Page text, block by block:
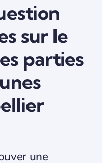
sur le
parties
une